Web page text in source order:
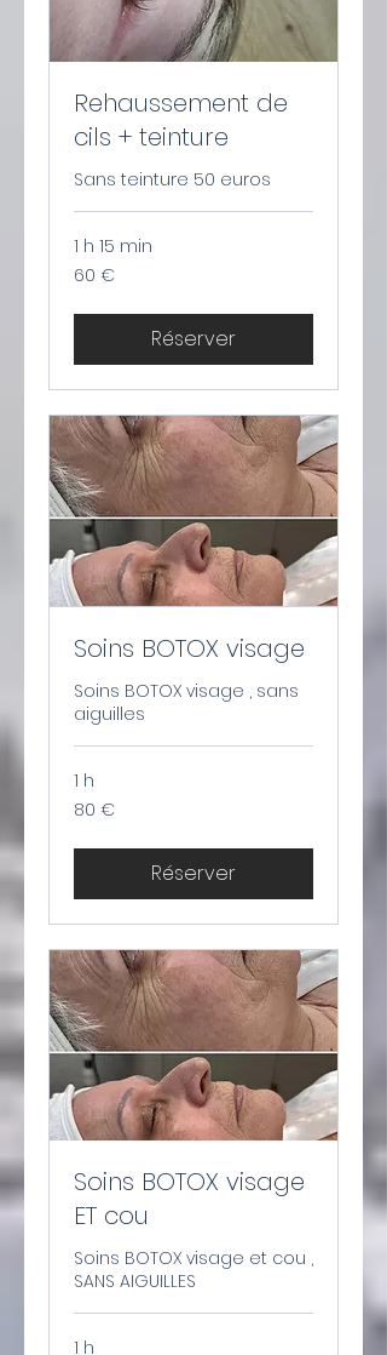
Rehaussement de
cils + teinture
Sans teinture 50 euros
1 h 15 min
60
euros
60 €
Réserver
Soins BOTOX visage
Soins BOTOX visage , sans
aiguilles
1 h
80
euros
80 €
Réserver
Soins BOTOX visage
ET cou
Soins BOTOX visage et cou ,
SANS AIGUILLES
1 h